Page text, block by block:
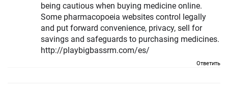
being cautious when buying medicine online.
Some pharmacopoeia websites control legally
and put forward convenience, privacy, sell for
savings and safeguards to purchasing medicines.
http://playbigbassrm.com/es/
Ответить